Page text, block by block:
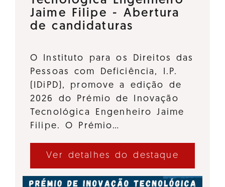
Jaime Filipe - Abertura
de candidaturas
O Instituto para os Direitos das
Pessoas com Deficiência, I.P.
(IDiPD), promove a edição de
2026 do Prémio de Inovação
Tecnológica Engenheiro Jaime
Filipe. O Prémio…
Ver detalhes do destaque